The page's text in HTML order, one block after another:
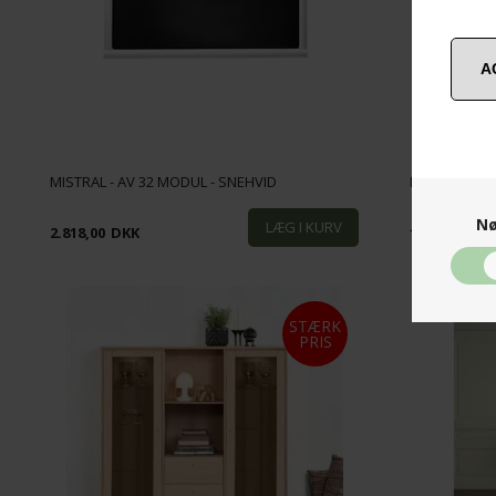
MISTRAL - AV 32 MODUL - SNEHVID
2.818,00 DKK
MISTRAL -
1.660,00
STÆRK
PRIS